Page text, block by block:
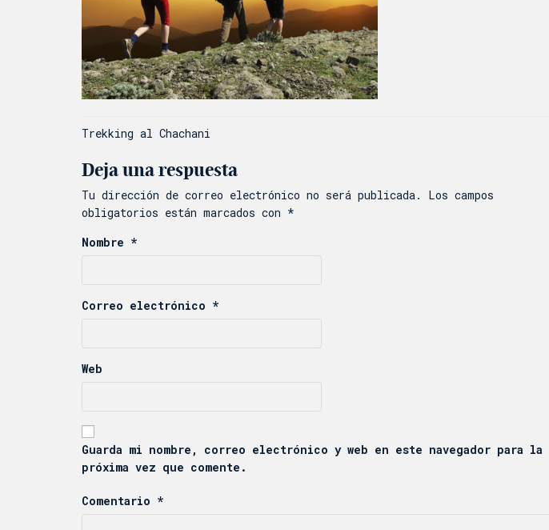
Navegación
de
entradas
Trekking al Chachani
Deja una respuesta
Tu dirección de correo electrónico no será publicada.
Los campos
obligatorios están marcados con *
Nombre *
Correo electrónico *
Web
Guarda mi nombre, correo electrónico y web en este navegador para la
próxima vez que comente.
Comentario *